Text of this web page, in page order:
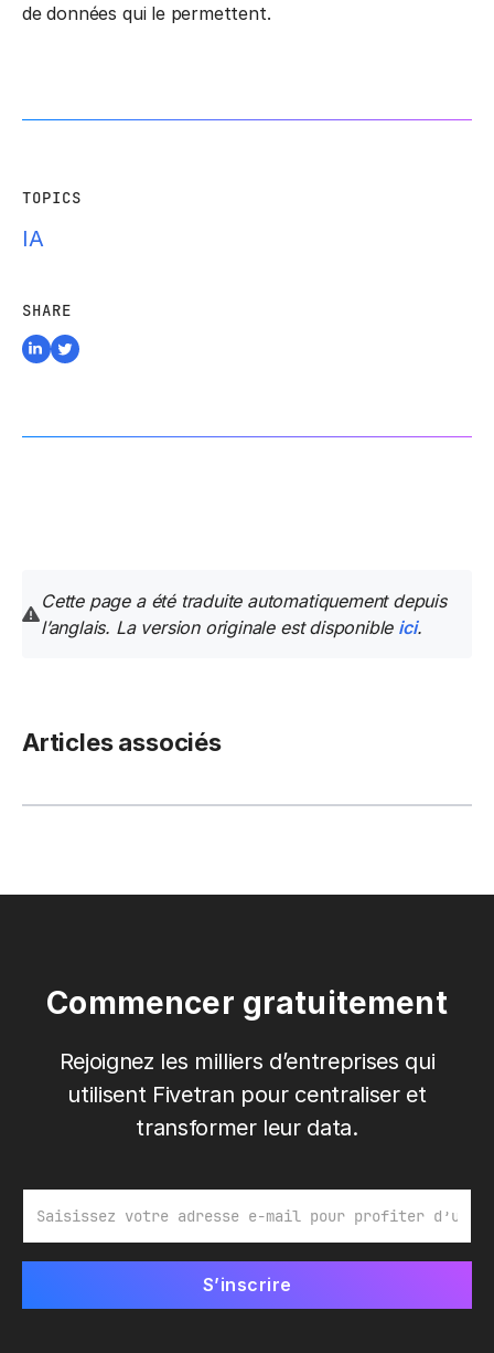
de données qui le permettent.
TOPICS
IA
SHARE
Cette page a été traduite automatiquement depuis
l’anglais. La version originale est disponible ici.
Articles associés
Commencer gratuitement
Rejoignez les milliers d’entreprises qui
utilisent Fivetran pour centraliser et
transformer leur data.